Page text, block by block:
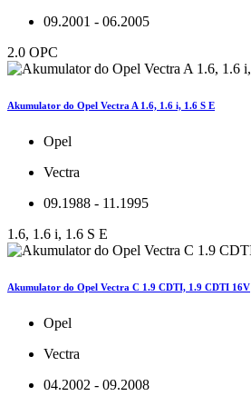
09.2001 - 06.2005
2.0 OPC
Akumulator do Opel Vectra A 1.6, 1.6 i, 1.6 S E
Opel
Vectra
09.1988 - 11.1995
1.6, 1.6 i, 1.6 S E
Akumulator do Opel Vectra C 1.9 CDTI, 1.9 CDTI 16V
Opel
Vectra
04.2002 - 09.2008